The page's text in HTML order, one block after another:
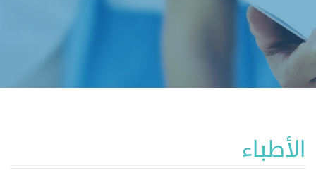
الأطباء